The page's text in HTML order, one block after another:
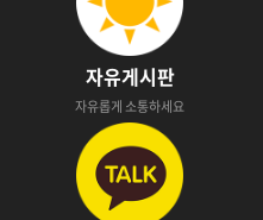
자유게시판
자유롭게 소통하세요